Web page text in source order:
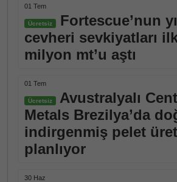
01 Tem
Ücretsiz
Fortescue’nun
cevheri sevkiyatları
milyon mt’u aştı
01 Tem
Ücretsiz
Avustralyalı
Metals Brezilya’da
indirgenmiş pelet
planlıyor
30 Haz